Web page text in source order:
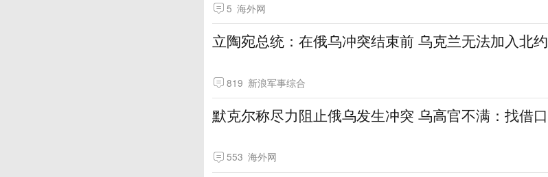
5 海外网
立陶宛总统：在俄乌冲突结束前 乌克兰无法加入北约
819 新浪军事综合
默克尔称尽力阻止俄乌发生冲突 乌高官不满：找借口
553 海外网